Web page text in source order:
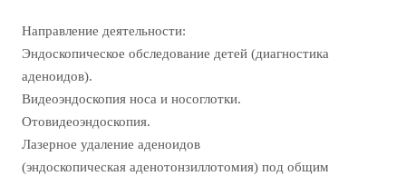
Направление деятельности:
Эндоскопическое обследование детей (диагностика
аденоидов).
Видеоэндоскопия носа и носоглотки.
Отовидеоэндоскопия.
Лазерное удаление аденоидов
(эндоскопическая аденотонзиллотомия) под общим